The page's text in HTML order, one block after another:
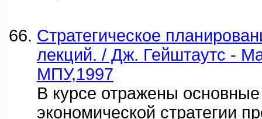
Стратегическое
лекций. / Дж. Гейштаутс -
МПУ,1997
В курсе отражены
экономической стратегии